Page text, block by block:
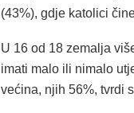
(43%), gdje katolici
U 16 od 18 zemalja
imati malo ili nimalo
većina, njih 56%, tvrdi